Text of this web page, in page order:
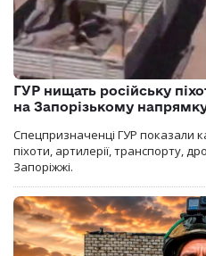
ГУР нищать російську
на Запорізькому
Спецпризначенці ГУР показали
піхоти, артилерії, транспорту,
Запоріжжі.